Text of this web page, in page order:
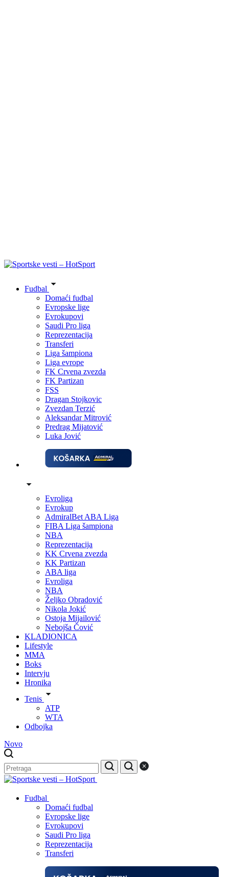
Fudbal
Domaći fudbal
Evropske lige
Evrokupovi
Saudi Pro liga
Reprezentacija
Transferi
Liga šampiona
Liga evrope
FK Crvena zvezda
FK Partizan
FSS
Dragan Stojkovic
Zvezdan Terzić
Aleksandar Mitrović
Predrag Mijatović
Luka Jović
Evroliga
Evrokup
AdmiralBet ABA Liga
FIBA Liga šampiona
NBA
Reprezentacija
KK Crvena zvezda
KK Partizan
ABA liga
Evroliga
NBA
Željko Obradović
Nikola Jokić
Ostoja Mijailović
Nebojša Čović
KLADIONICA
Lifestyle
MMA
Boks
Intervju
Hronika
Tenis
ATP
WTA
Odbojka
Novo
Fudbal
Domaći fudbal
Evropske lige
Evrokupovi
Saudi Pro liga
Reprezentacija
Transferi